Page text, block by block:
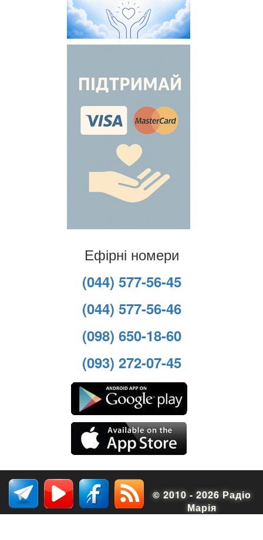
Ефірні номери
(044) 577-56-45
(044) 577-56-46
(098) 650-18-60
(093) 272-07-45
© 2010 - 2026 Радіо
Марія